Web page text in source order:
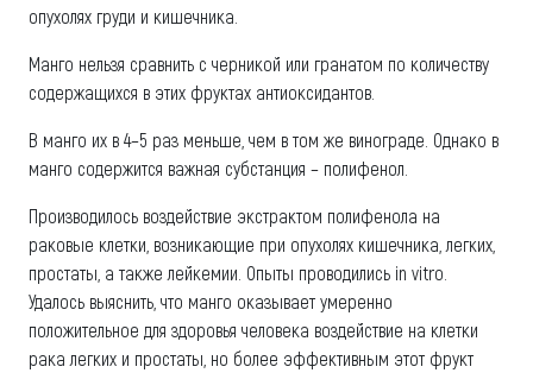
опухолях груди и кишечника.
Манго нельзя сравнить с черникой или гранатом по количеству
содержащихся в этих фруктах антиоксидантов.
В манго их в 4–5 раз меньше, чем в том же винограде. Однако в
манго содержится важная субстанция – полифенол.
Производилось воздействие экстрактом полифенола на
раковые клетки, возникающие при опухолях кишечника, легких,
простаты, а также лейкемии. Опыты проводились in vitro.
Удалось выяснить, что манго оказывает умеренно
положительное для здоровья человека воздействие на клетки
рака легких и простаты, но более эффективным этот фрукт